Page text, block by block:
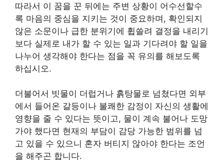
따라서 이 꿈을 꾼 뒤에는 주변 상황이 어수선할수
록 마음의 중심을 지키는 것이 중요하며, 확인되지
않은 소문이나 급한 분위기에 휩쓸려 결정을 내리기
보다 실제로 내가 할 수 있는 일과 기다려야 할 일을
나누어 생각해야 한다는 점을 꼭 유의를 해보도록
하십시오.
더불어서 빗물이 더럽거나 흙탕물로 넘쳤다면 외부
에서 들어온 갈등이나 불쾌한 감정이 자신의 생활에
영향을 줄 수 있다는 뜻이고, 물이 계속 불어나 도망
가야 했다면 현재의 부담이 감당 가능한 범위를 넘
고 있을 수 있으니 혼자 버티지 않아야 한다는 조언
을 해주곤 합니다.